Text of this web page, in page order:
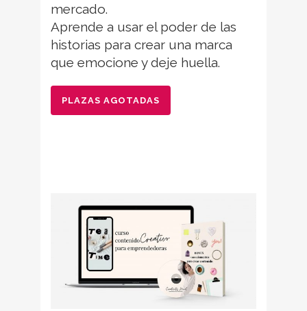
mercado.
Aprende a usar el poder de las
historias para crear una marca
que emocione y deje huella.
PLAZAS AGOTADAS